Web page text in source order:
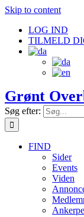
Skip to content
LOG IND
TILMELD
Grønt
Søg efter:
FIND
Sider
Events
Viden